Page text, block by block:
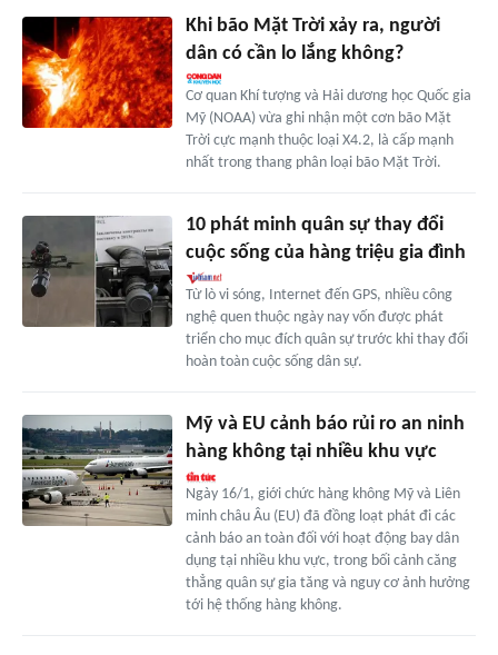
Khi bão Mặt Trời xảy ra, người
dân có cần lo lắng không?
Cơ quan Khí tượng và Hải dương học Quốc gia
Mỹ (NOAA) vừa ghi nhận một cơn bão Mặt
Trời cực mạnh thuộc loại X4.2, là cấp mạnh
nhất trong thang phân loại bão Mặt Trời.
10 phát minh quân sự thay đổi
cuộc sống của hàng triệu gia đình
Từ lò vi sóng, Internet đến GPS, nhiều công
nghệ quen thuộc ngày nay vốn được phát
triển cho mục đích quân sự trước khi thay đổi
hoàn toàn cuộc sống dân sự.
Mỹ và EU cảnh báo rủi ro an ninh
hàng không tại nhiều khu vực
Ngày 16/1, giới chức hàng không Mỹ và Liên
minh châu Âu (EU) đã đồng loạt phát đi các
cảnh báo an toàn đối với hoạt động bay dân
dụng tại nhiều khu vực, trong bối cảnh căng
thẳng quân sự gia tăng và nguy cơ ảnh hưởng
tới hệ thống hàng không.